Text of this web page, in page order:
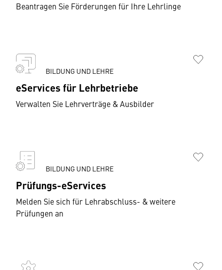
Beantragen Sie Förderungen für Ihre Lehrlinge
BILDUNG UND LEHRE
eServices für Lehrbetriebe
Verwalten Sie Lehrverträge & Ausbilder
BILDUNG UND LEHRE
Prüfungs-eServices
Melden Sie sich für Lehrabschluss- & weitere
Prüfungen an